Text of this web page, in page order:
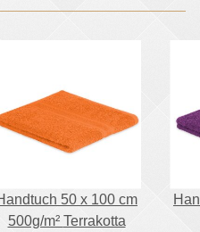
50 x 100 cm
500g/m² Terrakotta